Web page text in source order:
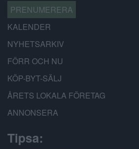
PRENUMERERA
KALENDER
NYHETSARKIV
FÖRR OCH NU
KÖP-BYT-SÄLJ
ÅRETS LOKALA FÖRETAG
ANNONSERA
Tipsa: